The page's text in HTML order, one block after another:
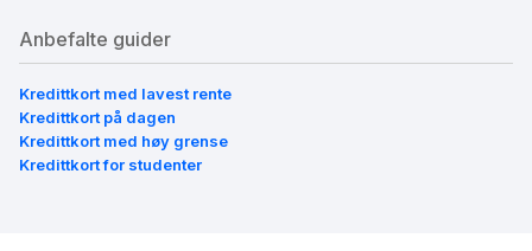
Anbefalte guider
Kredittkort med lavest rente
Kredittkort på dagen
Kredittkort med høy grense
Kredittkort for studenter